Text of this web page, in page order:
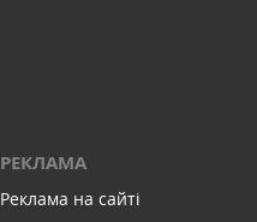
РЕКЛАМА
Реклама на сайті